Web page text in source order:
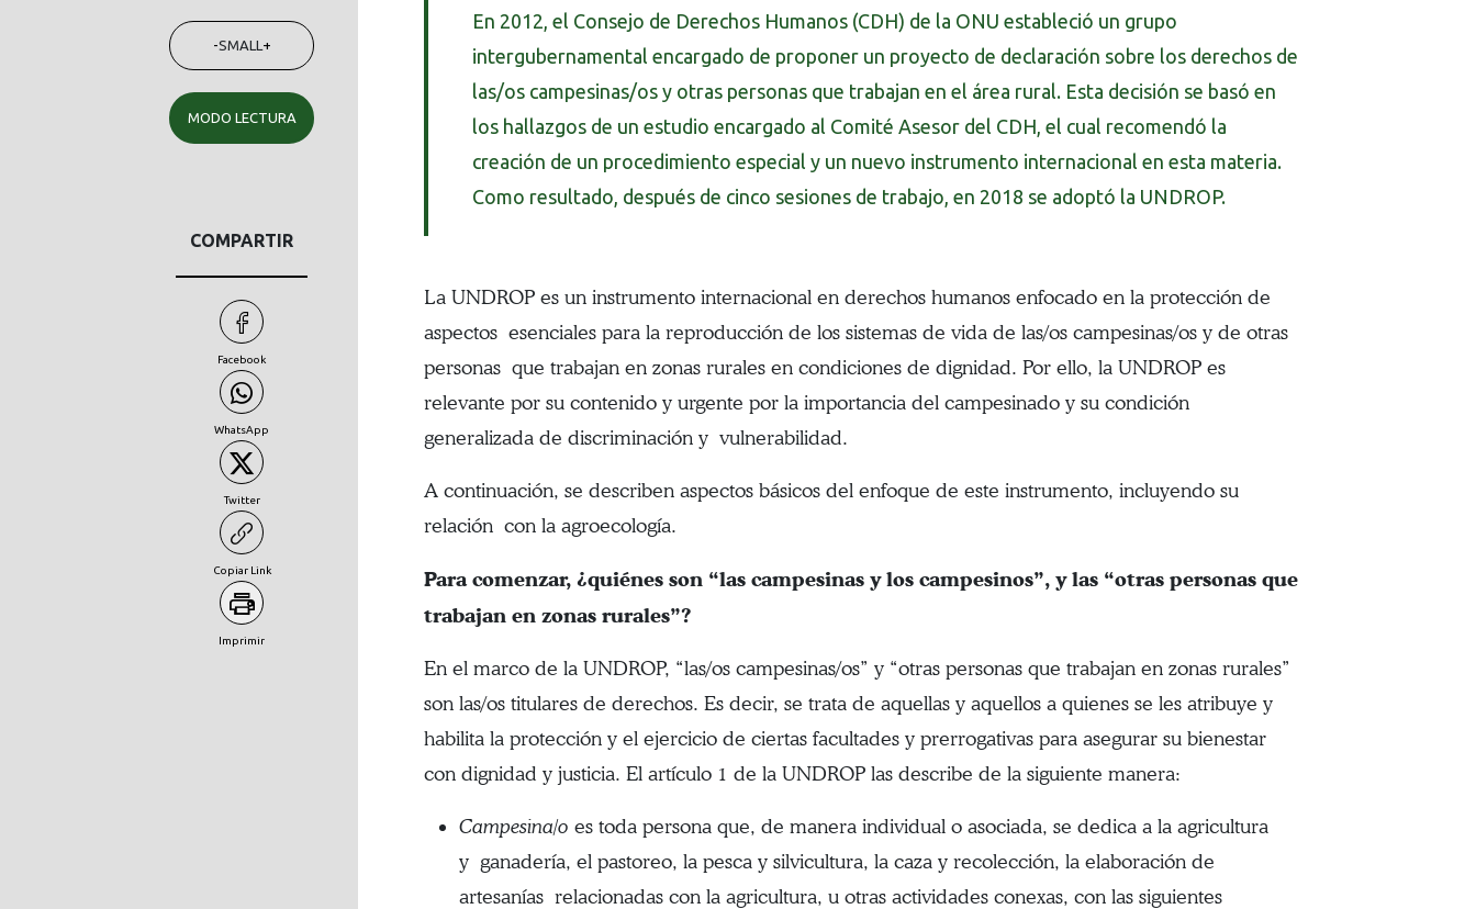
-SMALL +
MODO LECTURA
COMPARTIR
Facebook
WhatsApp
Twitter
Copiar Link
Imprimir
En 2012, el Consejo de Derechos Humanos (CDH) de la ONU estableció un grupo
intergubernamental encargado de proponer un proyecto de declaración sobre los derechos de
las/os campesinas/os y otras personas que trabajan en el área rural. Esta decisión se basó en
los hallazgos de un estudio encargado al Comité Asesor del CDH, el cual recomendó la
creación de un procedimiento especial y un nuevo instrumento internacional en esta materia.
Como resultado, después de cinco sesiones de trabajo, en 2018 se adoptó la UNDROP.
La UNDROP es un instrumento internacional en derechos humanos enfocado en la protección de
aspectos esenciales para la reproducción de los sistemas de vida de las/os campesinas/os y de otras
personas que trabajan en zonas rurales en condiciones de dignidad. Por ello, la UNDROP es
relevante por su contenido y urgente por la importancia del campesinado y su condición
generalizada de discriminación y vulnerabilidad.
A continuación, se describen aspectos básicos del enfoque de este instrumento, incluyendo su
relación con la agroecología.
Para comenzar, ¿quiénes son “las campesinas y los campesinos”, y las “otras personas que
trabajan en zonas rurales”?
En el marco de la UNDROP, “las/os campesinas/os” y “otras personas que trabajan en zonas rurales”
son las/os titulares de derechos. Es decir, se trata de aquellas y aquellos a quienes se les atribuye y
habilita la protección y el ejercicio de ciertas facultades y prerrogativas para asegurar su bienestar
con dignidad y justicia. El artículo 1 de la UNDROP las describe de la siguiente manera:
Campesina/o es toda persona que, de manera individual o asociada, se dedica a la agricultura
y ganadería, el pastoreo, la pesca y silvicultura, la caza y recolección, la elaboración de
artesanías relacionadas con la agricultura, u otras actividades conexas, con las siguientes